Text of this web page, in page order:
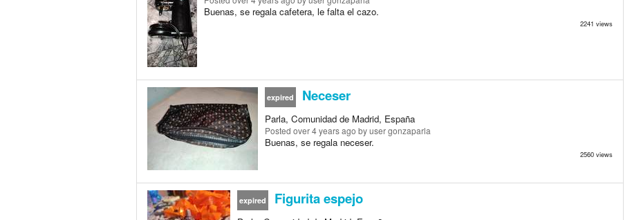
Buenas, se regala cafetera, le falta el cazo.
2241 views
expired Neceser
Parla, Comunidad de Madrid, España
Posted over 4 years ago by user gonzaparla
Buenas, se regala neceser.
2560 views
expired Figurita espejo